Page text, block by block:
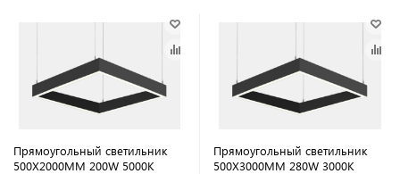
Прямоугольный светильник
500Х2000MM 200W 5000K
Прямоугольный светильник
500Х3000MM 280W 3000K